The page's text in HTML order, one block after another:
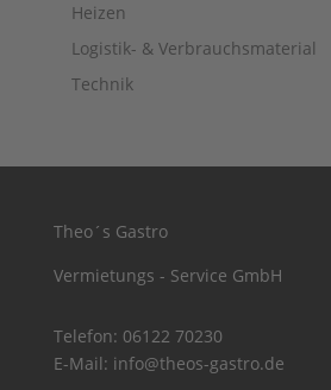
Heizen
Logistik- & Verbrauchsmaterial
Technik
Theo´s Gastro
Vermietungs - Service GmbH
Telefon: 06122 70230
E-Mail: info@theos-gastro.de